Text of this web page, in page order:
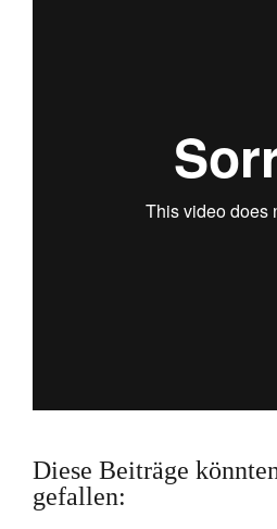
Diese Beiträge
gefallen: